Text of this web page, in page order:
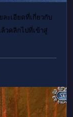
ะเอียดที่เกี่ยวกับ
วคลิกไปที่เข้าสู่